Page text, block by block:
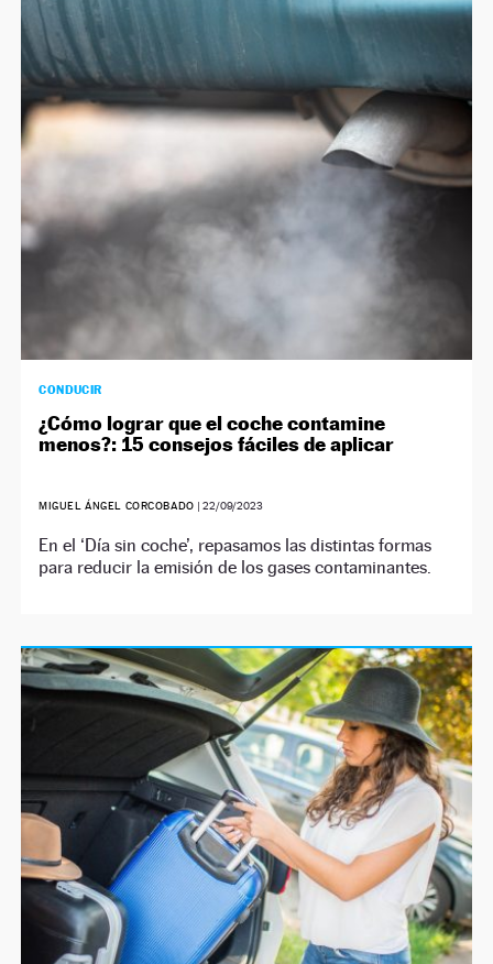
NEWSLETTER
SÍGUENOS
CONDUCIR
¿Cómo lograr que el coche contamine
menos?: 15 consejos fáciles de aplicar
MIGUEL ÁNGEL CORCOBADO |22/09/2023
En el ‘Día sin coche’, repasamos las distintas formas
para reducir la emisión de los gases contaminantes.